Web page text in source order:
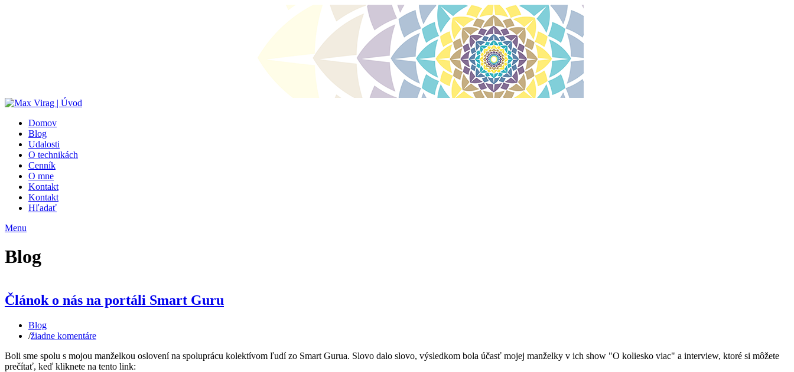
Domov
Blog
Udalosti
O technikách
Cenník
O mne
Kontakt
Kontakt
Hľadať
Menu
Blog
Článok o nás na portáli Smart Guru
Blog
/žiadne komentáre
Boli sme spolu s mojou manželkou oslovení na spoluprácu kolektívom ľudí zo Smart Gurua. Slovo dalo slovo, výsledkom bola účasť mojej manželky v ich show "O koliesko viac" a interview, ktoré si môžete
prečítať, keď kliknete na tento link: